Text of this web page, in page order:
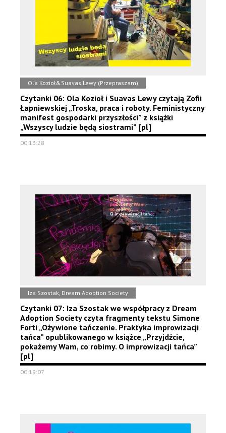
Ola Kozioł&Suavas Lewy (Przepraszam)
Czytanki 06: Ola Kozioł i Suavas Lewy czytają Zofii
Łapniewskiej „Troska, praca i roboty. Feministyczny
manifest gospodarki przyszłości” z książki
„Wszyscy ludzie będą siostrami” [pl]
00:13:28
Iza Szostak, Dream Adoption Society
Czytanki 07: Iza Szostak we współpracy z Dream
Adoption Society czyta fragmenty tekstu Simone
Forti „Ożywione tańczenie. Praktyka improwizacji
tańca” opublikowanego w książce „Przyjdźcie,
pokażemy Wam, co robimy. O improwizacji tańca”
[pl]
00:19:07